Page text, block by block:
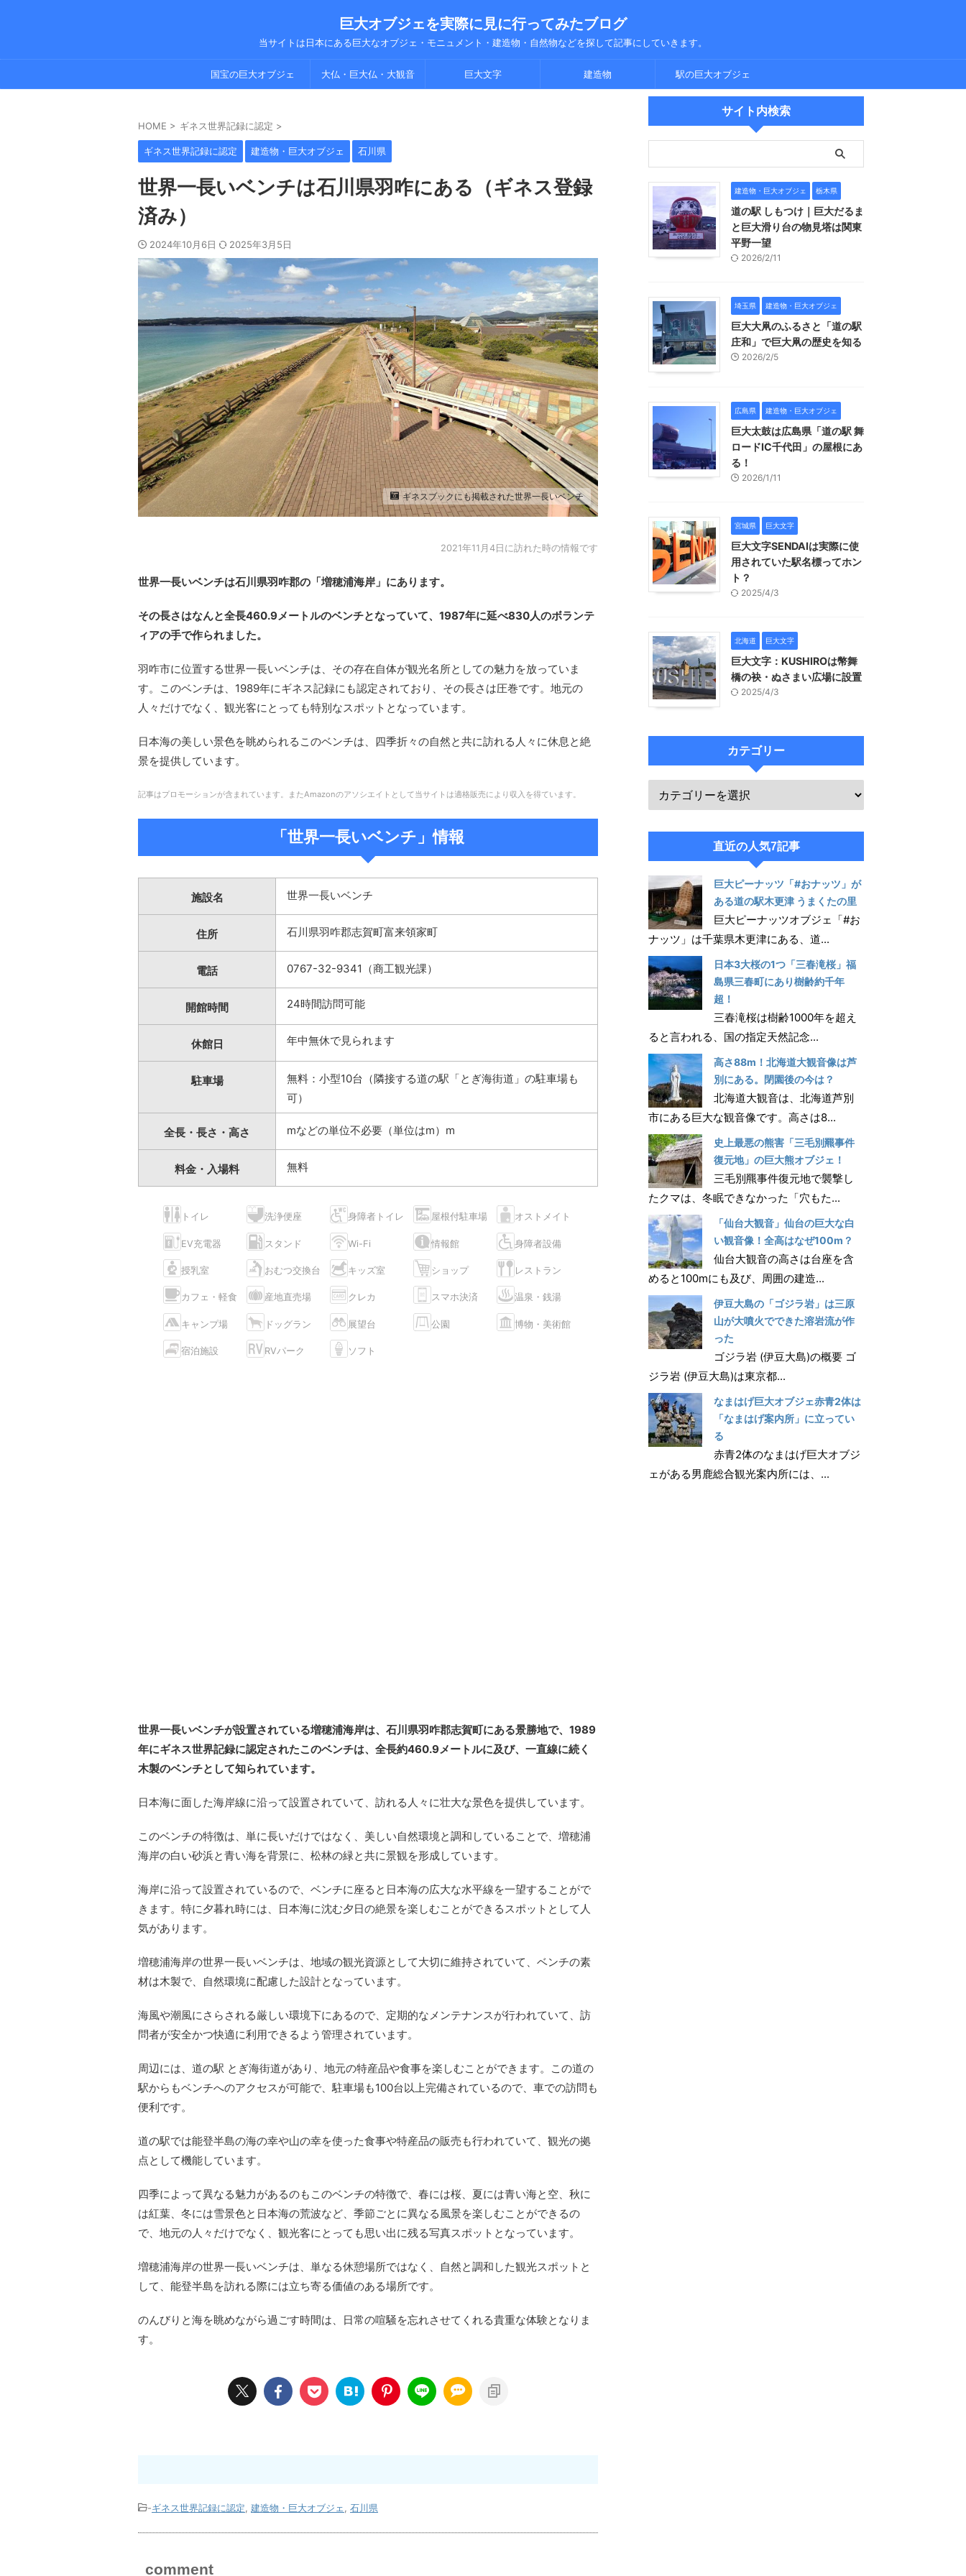
巨大オブジェを実際に見に行ってみたブログ
当サイトは日本にある巨大なオブジェ・モニュメント・建造物・自然物などを探して記事にしていきます。
国宝の巨大オブジェ 大仏・巨大仏・大観音 巨大文字 建造物 駅の巨大オブジェ
HOME > ギネス世界記録に認定 >
ギネス世界記録に認定 建造物・巨大オブジェ 石川県
世界一長いベンチは石川県羽咋にある（ギネス登録
済み）
2024年10月6日 2025年3月5日
ギネスブックにも掲載された世界一長いベンチ
2021年11月4日に訪れた時の情報です
世界一長いベンチは石川県羽咋郡の「増穂浦海岸」にあります。
その長さはなんと全長460.9メートルのベンチとなっていて、1987年に延べ830人のボランテ
ィアの手で作られました。
羽咋市に位置する世界一長いベンチは、その存在自体が観光名所としての魅力を放っていま
す。このベンチは、1989年にギネス記録にも認定されており、その長さは圧巻です。地元の
人々だけでなく、観光客にとっても特別なスポットとなっています。
日本海の美しい景色を眺められるこのベンチは、四季折々の自然と共に訪れる人々に休息と絶
景を提供しています。
記事はプロモーションが含まれています。またAmazonのアソシエイトとして当サイトは適格販売により収入を得ています。
「世界一長いベンチ」情報
施設名 世界一長いベンチ
住所 石川県羽咋郡志賀町富来領家町
電話 0767-32-9341（商工観光課）
開館時間 24時間訪問可能
休館日 年中無休で見られます
駐車場
無料：小型10台（隣接する道の駅「とぎ海街道」の駐車場も
可）
全長・長さ・高さ mなどの単位不必要（単位はm）m
料金・入場料 無料
トイレ 洗浄便座 身障者トイレ 屋根付駐車場 オストメイト
EV充電器 スタンド Wi-Fi 情報館 身障者設備
授乳室 おむつ交換台 キッズ室 ショップ レストラン
カフェ・軽食 産地直売場 クレカ スマホ決済 温泉・銭湯
キャンプ場 ドッグラン 展望台 公園 博物・美術館
宿泊施設 RVパーク ソフト
世界一長いベンチが設置されている増穂浦海岸は、石川県羽咋郡志賀町にある景勝地で、1989
年にギネス世界記録に認定されたこのベンチは、全長約460.9メートルに及び、一直線に続く
木製のベンチとして知られています。
日本海に面した海岸線に沿って設置されていて、訪れる人々に壮大な景色を提供しています。
このベンチの特徴は、単に長いだけではなく、美しい自然環境と調和していることで、増穂浦
海岸の白い砂浜と青い海を背景に、松林の緑と共に景観を形成しています。
海岸に沿って設置されているので、ベンチに座ると日本海の広大な水平線を一望することがで
きます。特に夕暮れ時には、日本海に沈む夕日の絶景を楽しむことができるスポットとして人
気があります。
増穂浦海岸の世界一長いベンチは、地域の観光資源として大切に維持されていて、ベンチの素
材は木製で、自然環境に配慮した設計となっています。
海風や潮風にさらされる厳しい環境下にあるので、定期的なメンテナンスが行われていて、訪
問者が安全かつ快適に利用できるよう管理されています。
周辺には、道の駅 とぎ海街道があり、地元の特産品や食事を楽しむことができます。この道の
駅からもベンチへのアクセスが可能で、駐車場も100台以上完備されているので、車での訪問も
便利です。
道の駅では能登半島の海の幸や山の幸を使った食事や特産品の販売も行われていて、観光の拠
点として機能しています。
四季によって異なる魅力があるのもこのベンチの特徴で、春には桜、夏には青い海と空、秋に
は紅葉、冬には雪景色と日本海の荒波など、季節ごとに異なる風景を楽しむことができるの
で、地元の人々だけでなく、観光客にとっても思い出に残る写真スポットとなっています。
増穂浦海岸の世界一長いベンチは、単なる休憩場所ではなく、自然と調和した観光スポットと
して、能登半島を訪れる際には立ち寄る価値のある場所です。
のんびりと海を眺めながら過ごす時間は、日常の喧騒を忘れさせてくれる貴重な体験となりま
す。
-ギネス世界記録に認定 建造物・巨大オブジェ 石川県
comment
サイト内検索
建造物・巨大オブジェ 栃木県
道の駅 しもつけ｜巨大だるま
と巨大滑り台の物見塔は関東
平野一望
2026/2/11
埼玉県 建造物・巨大オブジェ
巨大大凧のふるさと「道の駅
庄和」で巨大凧の歴史を知る
2026/2/5
広島県 建造物・巨大オブジェ
巨大太鼓は広島県「道の駅 舞
ロードIC千代田」の屋根にあ
る！
2026/1/11
宮城県 巨大文字
巨大文字SENDAIは実際に使
用されていた駅名標ってホン
ト？
2025/4/3
北海道 巨大文字
巨大文字：KUSHIROは幣舞
橋の袂・ぬさまい広場に設置
2025/4/3
カテゴリー
直近の人気7記事
巨大ピーナッツ「#おナッツ」が
ある道の駅木更津 うまくたの里
巨大ピーナッツオブジェ「#お
ナッツ」は千葉県木更津にある、道...
日本3大桜の1つ「三春滝桜」福
島県三春町にあり樹齢約千年
超！
三春滝桜は樹齢1000年を超え
ると言われる、国の指定天然記念...
高さ88m！北海道大観音像は芦
別にある。閉園後の今は？
北海道大観音は、北海道芦別
市にある巨大な観音像です。高さは8...
史上最悪の熊害「三毛別羆事件
復元地」の巨大熊オブジェ！
三毛別羆事件復元地で襲撃し
たクマは、冬眠できなかった「穴もた...
「仙台大観音」仙台の巨大な白
い観音像！全高はなぜ100m？
仙台大観音の高さは台座を含
めると100mにも及び、周囲の建造...
伊豆大島の「ゴジラ岩」は三原
山が大噴火でできた溶岩流が作
った
ゴジラ岩 (伊豆大島)の概要 ゴ
ジラ岩 (伊豆大島)は東京都...
なまはげ巨大オブジェ赤青2体は
「なまはげ案内所」に立ってい
る
赤青2体のなまはげ巨大オブジ
ェがある男鹿総合観光案内所には、...